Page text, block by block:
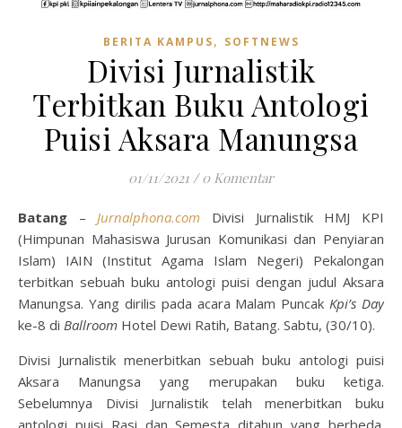
BERITA KAMPUS, SOFTNEWS
Divisi Jurnalistik
Terbitkan Buku Antologi
Puisi Aksara Manungsa
01/11/2021 / 0 Komentar
Batang –Jurnalphona.com Divisi Jurnalistik HMJ KPI
(Himpunan Mahasiswa Jurusan Komunikasi dan Penyiaran
Islam) IAIN (Institut Agama Islam Negeri) Pekalongan
terbitkan sebuah buku antologi puisi dengan judul Aksara
Manungsa. Yang dirilis pada acara Malam PuncakKpi’s Day
ke-8 di Ballroom Hotel Dewi Ratih, Batang. Sabtu, (30/10).
Divisi Jurnalistik menerbitkan sebuah buku antologi puisi
Aksara Manungsa yang merupakan buku ketiga.
Sebelumnya Divisi Jurnalistik telah menerbitkan buku
antologi puisi Rasi dan Semesta ditahun yang berbeda.